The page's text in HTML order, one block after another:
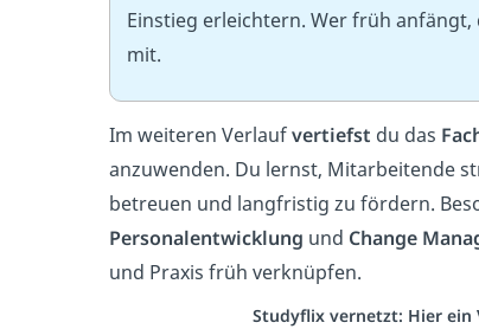
Einstieg erleichtern. Wer früh
mit.
Im weiteren Verlaufvertiefst du das
anzuwenden. Du lernst, Mitarbeitende
betreuen und langfristig zu fördern.
Personalentwicklung und Change
und Praxis früh verknüpfen.
Studyflix vernetzt: Hier ein